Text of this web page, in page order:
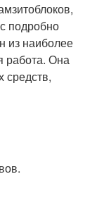
подробно
из наиболее
работа. Она
средств,